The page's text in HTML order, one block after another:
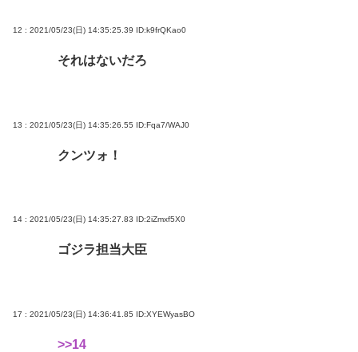
12 : 2021/05/23(日) 14:35:25.39 ID:k9frQKao0
それはないだろ
13 : 2021/05/23(日) 14:35:26.55 ID:Fqa7/WAJ0
クンツォ！
14 : 2021/05/23(日) 14:35:27.83 ID:2iZmxf5X0
ゴジラ担当大臣
17 : 2021/05/23(日) 14:36:41.85 ID:XYEWyasBO
>>14